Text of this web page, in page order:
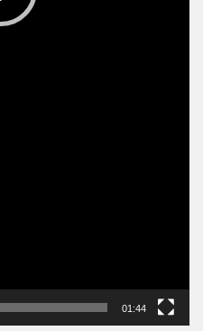
01:44